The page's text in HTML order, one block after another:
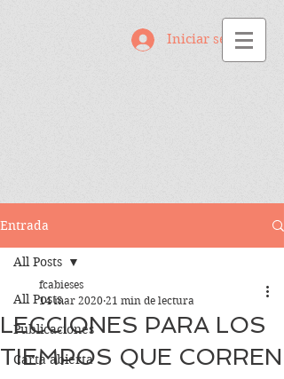
Iniciar sesión
Entrada
All Posts
Publicaciones
Carta abierta
All Posts
LECCIONES PARA LOS
TIEMPOS QUE CORREN
fcabieses
14 mar 2020 21 min de lectura